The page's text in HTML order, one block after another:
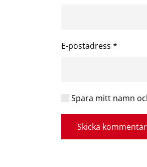
E-postadress *
Spara mitt namn
Skicka kommentar